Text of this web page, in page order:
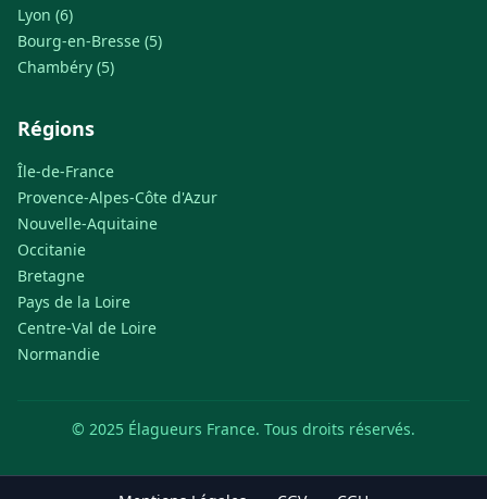
Lyon (6)
Bourg-en-Bresse (5)
Chambéry (5)
Régions
Île-de-France
Provence-Alpes-Côte d'Azur
Nouvelle-Aquitaine
Occitanie
Bretagne
Pays de la Loire
Centre-Val de Loire
Normandie
© 2025 Élagueurs France. Tous droits réservés.